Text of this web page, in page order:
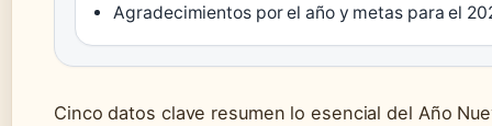
Agradecimientos por el año y metas para el
Cinco datos clave resumen lo esencial del Año